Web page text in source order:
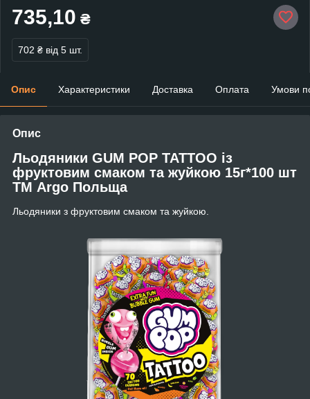
735,10 ₴
702 ₴ від 5 шт.
Опис Характеристики Доставка Оплата Умови
Опис
Льодяники GUM POP TATTOO із
фруктовим смаком та жуйкою 15г*100 шт
ТМ Argo Польща
Льодяники з фруктовим смаком та жуйкою.